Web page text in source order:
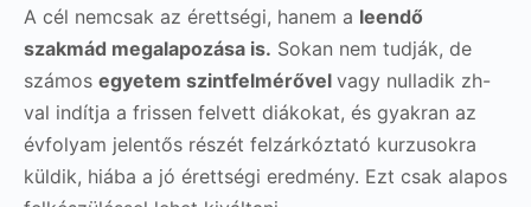
A cél nemcsak az érettségi, hanem a leendő
szakmád megalapozása is. Sokan nem tudják, de
számos egyetem szintfelmérővel vagy nulladik zh-
val indítja a frissen felvett diákokat, és gyakran az
évfolyam jelentős részét felzárkóztató kurzusokra
küldik, hiába a jó érettségi eredmény. Ezt csak alapos